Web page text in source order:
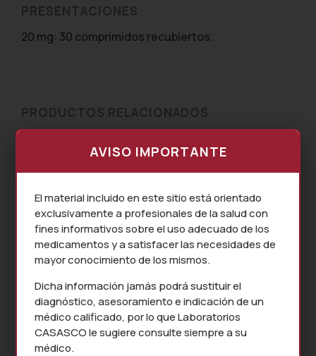
PRESENTACIONES
20 mg: 30 comprimidos recubiertos.
PRODUCTOS RELACIONADOS
AVISO IMPORTANTE
El material incluido en este sitio está orientado
exclusivamente a profesionales de la salud con
fines informativos sobre el uso adecuado de los
medicamentos y a satisfacer las necesidades de
mayor conocimiento de los mismos.
Dicha información jamás podrá sustituir el
diagnóstico, asesoramiento e indicación de un
médico calificado, por lo que Laboratorios
CASASCO le sugiere consulte siempre a su
médico.